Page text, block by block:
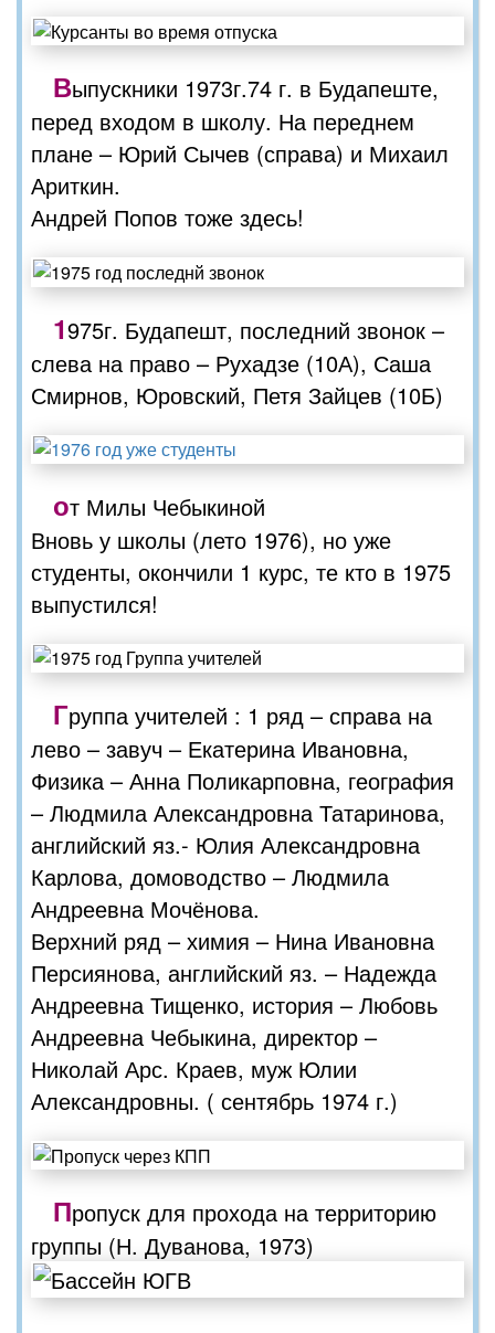
Выпускники 1973г.74 г. в Будапеште,
перед входом в школу. На переднем
плане – Юрий Сычев (справа) и Михаил
Ариткин.
Андрей Попов тоже здесь!
1975г. Будапешт, последний звонок –
слева на право – Рухадзе (10А), Саша
Смирнов, Юровский, Петя Зайцев (10Б)
от Милы Чебыкиной
Вновь у школы (лето 1976), но уже
студенты, окончили 1 курс, те кто в 1975
выпустился!
Группа учителей : 1 ряд – справа на
лево – завуч – Екатерина Ивановна,
Физика – Анна Поликарповна, география
– Людмила Александровна Татаринова,
английский яз.- Юлия Александровна
Карлова, домоводство – Людмила
Андреевна Мочёнова.
Верхний ряд – химия – Нина Ивановна
Персиянова, английский яз. – Надежда
Андреевна Тищенко, история – Любовь
Андреевна Чебыкина, директор –
Николай Арс. Краев, муж Юлии
Александровны. ( сентябрь 1974 г.)
Пропуск для прохода на территорию
группы (Н. Дуванова, 1973)